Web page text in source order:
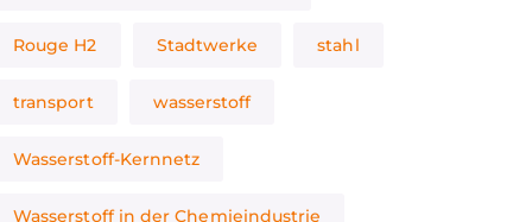
Rouge H2 Stadtwerke stahl
transport wasserstoff
Wasserstoff-Kernnetz
Wasserstoff in der Chemieindustrie